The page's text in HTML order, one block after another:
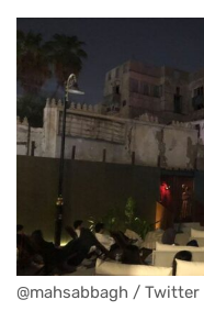
@mahsabbagh / Twitter